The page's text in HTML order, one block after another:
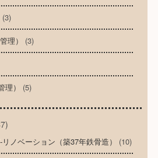
(3)
理） (3)
） (5)
ノベーション（築37年鉄骨造） (10)